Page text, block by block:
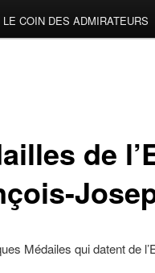
LE COIN DES ADMIRATEURS
de
Médailes qui datent de